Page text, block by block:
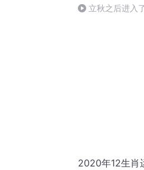
立秋之后进入
2020年12生肖